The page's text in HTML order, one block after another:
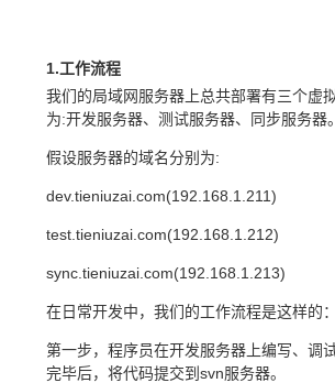
1.工作流程
我们的局域网服务器上总共部署有三个虚
为:开发服务器、测试服务器、同步服务器。
假设服务器的域名分别为:
dev.tieniuzai.com(192.168.1.211)
test.tieniuzai.com(192.168.1.212)
sync.tieniuzai.com(192.168.1.213)
在日常开发中，我们的工作流程是这样的：
第一步，程序员在开发服务器上编写、调
完毕后，将代码提交到svn服务器。